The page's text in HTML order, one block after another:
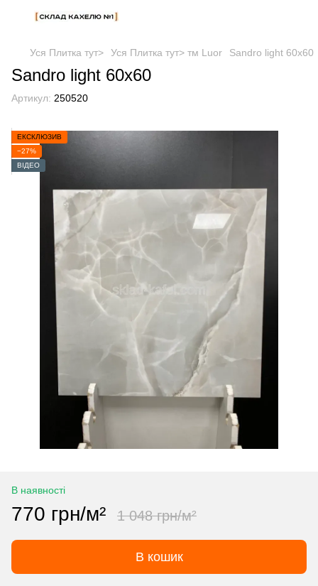
Уся Плитка тут> Уся Плитка тут> тм Luor Sandro light 60х60
Sandro light 60х60
Артикул: 250520
ЕКСКЛЮЗИВ
−27%
ВІДЕО
В наявності
770 грн/м² 1 048 грн/м²
В кошик